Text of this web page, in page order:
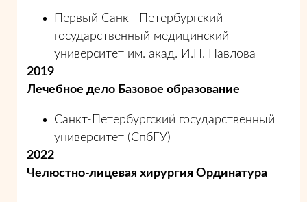
Первый Санкт-Петербургский
государственный медицинский
университет им. акад. И.П. Павлова
2019
Лечебное дело Базовое образование
Санкт-Петербургский государственный
университет (СпбГУ)
2022
Челюстно-лицевая хирургия Ординатура